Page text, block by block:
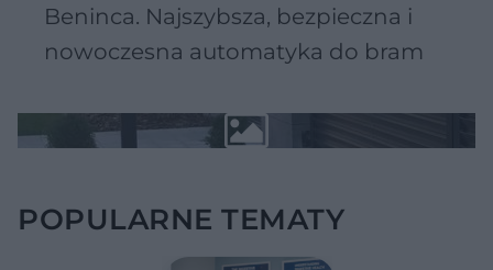
Beninca. Najszybsza, bezpieczna i
nowoczesna automatyka do bram
POPULARNE TEMATY